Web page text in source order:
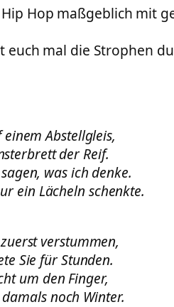
Hop maßgeblich mit
euch mal die Strophen
Abstellgleis,
der Reif.
was ich denke.
ein Lächeln schenkte.
verstummen,
Sie für Stunden.
um den Finger,
noch Winter.